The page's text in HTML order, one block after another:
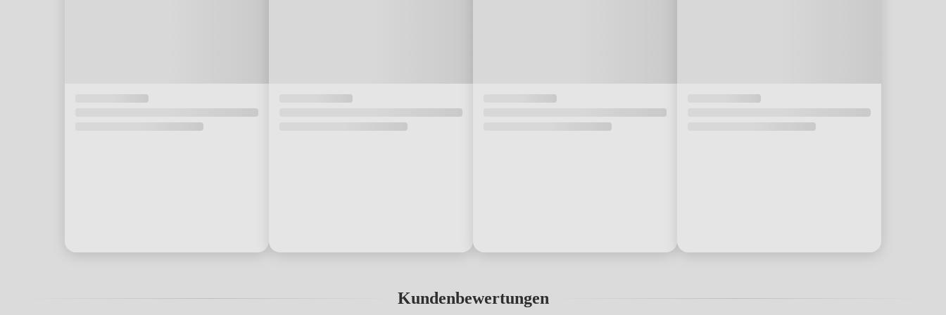
Kundenbewertungen